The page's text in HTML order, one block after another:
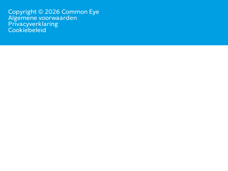
Copyright © 2026 Common Eye
Algemene voorwaarden
Privacyverklaring
Cookiebeleid